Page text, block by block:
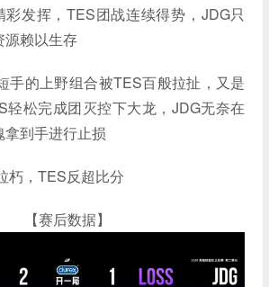
发挥，TES团战连续得势，JDG只
源赖以生存
手的上野组合被TES百般拉扯，又是
轻松完成团灭控下大龙，JDG无奈在
到手进行止损
朽，TES反超比分
【赛后数据】